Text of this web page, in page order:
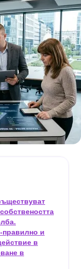
правилно и
в
в